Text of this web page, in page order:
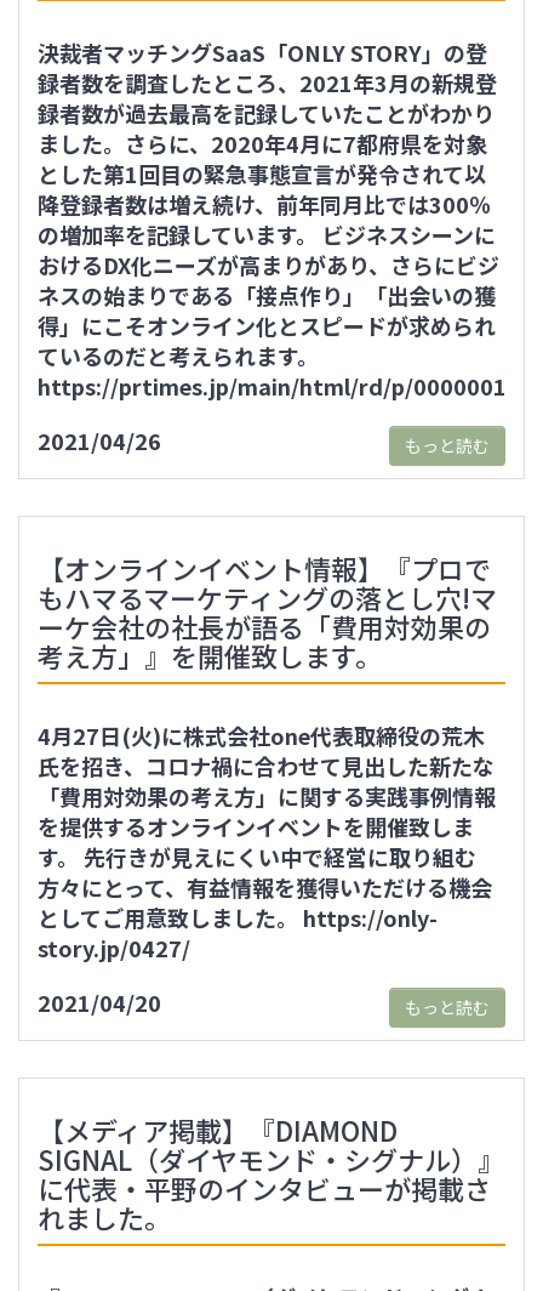
決裁者マッチングSaaS「ONLY STORY」の登
録者数を調査したところ、2021年3月の新規登
録者数が過去最高を記録していたことがわかり
ました。さらに、2020年4月に7​都府県を対象
とした第1回目の緊急事態宣言が発令されて以
降登録者数は増え続け、前年同月比では300％
の増加率を記録しています。 ビジネスシーンに
おけるDX化ニーズが高まりがあり、さらにビジ
ネスの始まりである「接点作り」「出会いの獲
得」にこそオンライン化とスピードが求められ
ているのだと考えられます。
https://prtimes.jp/main/html/rd/p/
2021/04/26
もっと読む
【オンラインイベント情報】『プロで
もハマるマーケティングの落とし穴!マ
ーケ会社の社長が語る「費用対効果の
考え方」』を開催致します。
4月27日(火)に株式会社one代表取締役の荒木
氏を招き、コロナ禍に合わせて見出した新たな
「費用対効果の考え方」に関する実践事例情報
を提供するオンラインイベントを開催致しま
す。 先行きが見えにくい中で経営に取り組む
方々にとって、有益情報を獲得いただける機会
としてご用意致しました。 https://only-
story.jp/0427/
2021/04/20
もっと読む
【メディア掲載】『DIAMOND
SIGNAL（ダイヤモンド・シグナル）』
に代表・平野のインタビューが掲載さ
れました。